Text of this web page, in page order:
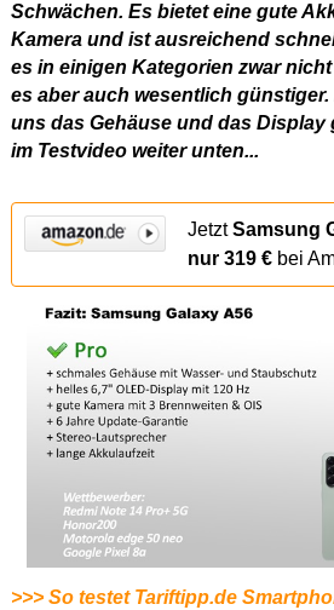
Schwächen. Es bietet eine gute
Kamera und ist ausreichend
es in einigen Kategorien zwar
es aber auch wesentlich
uns das Gehäuse und das Display
im Testvideo weiter unten...
JetztSamsung
nur 319 €bei
>>> So testet Tariftipp.de